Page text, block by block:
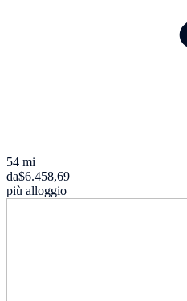
54 mi
da$6.458,69
più alloggio